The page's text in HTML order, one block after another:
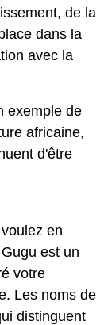
de la
dans la
avec la
exemple de
africaine,
d'être
en
est un
votre
Les noms de
distinguent